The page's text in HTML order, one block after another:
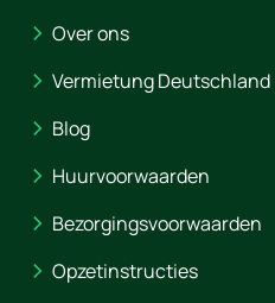
Over ons
Vermietung Deutschland
Blog
Huurvoorwaarden
Bezorgingsvoorwaarden
Opzetinstructies